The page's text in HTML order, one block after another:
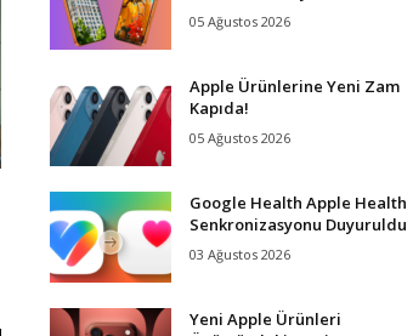
05 Ağustos 2026
Apple Ürünlerine Yeni Zam
Kapıda!
05 Ağustos 2026
Google Health Apple Health
Senkronizasyonu Duyuruldu
03 Ağustos 2026
Yeni Apple Ürünleri